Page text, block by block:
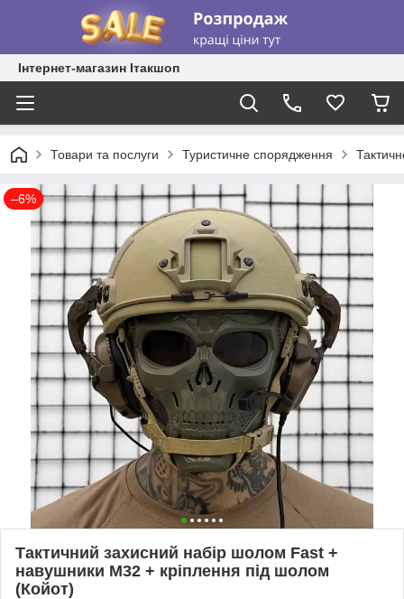
Інтернет-магазин Ітакшоп
Товари та послуги Туристичне спорядження
–6%
Тактичний захисний набір шолом Fast +
навушники М32 + кріплення під шолом
(Койот)